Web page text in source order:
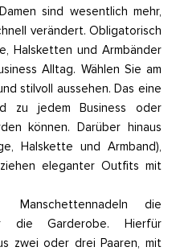
sind wesentlich mehr,
verändert. Obligatorisch
Halsketten und Armbänder
Alltag. Wählen Sie am
stilvoll aussehen. Das eine
zu jedem Business oder
können. Darüber hinaus
Halskette und Armband),
eleganter Outfits mit
die
die Garderobe. Hierfür
zwei oder drei Paaren, mit